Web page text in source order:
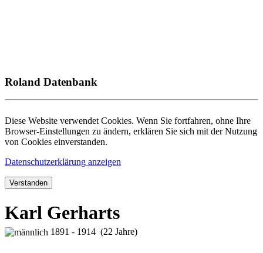
Roland Datenbank
Diese Website verwendet Cookies. Wenn Sie fortfahren, ohne Ihre
Browser-Einstellungen zu ändern, erklären Sie sich mit der Nutzung
von Cookies einverstanden.
Datenschutzerklärung anzeigen
Verstanden
Karl Gerharts
1891 - 1914 (22 Jahre)